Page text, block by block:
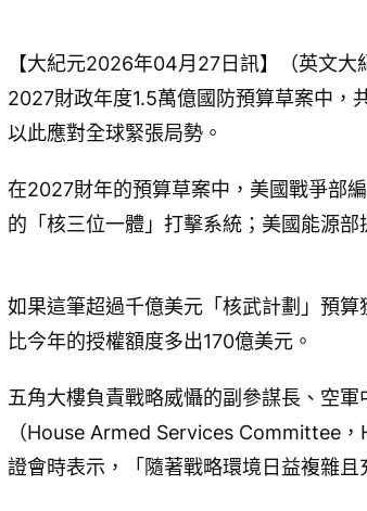
【大紀元2026年04月27日訊】（英文
2027財政年度1.5萬億國防預算草案中，
以此應對全球緊張局勢。
在2027財年的預算草案中，美國戰爭部
的「核三位一體」打擊系統；美國能源
如果這筆超過千億美元「核武計劃」預
比今年的授權額度多出170億美元。
五角大樓負責戰略威懾的副參謀長、空
（House Armed Services Committee
證會時表示，「隨著戰略環境日益複雜且